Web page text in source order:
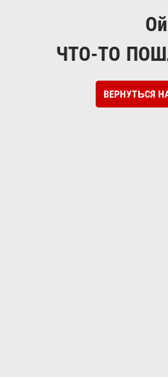
ЧТО-ТО
ВЕРНУТЬСЯ